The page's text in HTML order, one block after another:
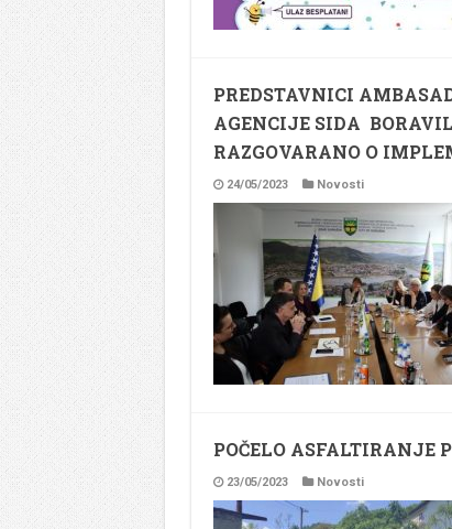
PREDSTAVNICI
AGENCIJE SIDA
RAZGOVARANO O
24/05/2023 Novosti
POČELO ASFALTIRANJE
23/05/2023 Novosti